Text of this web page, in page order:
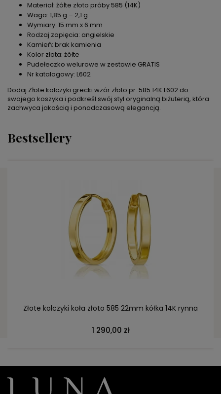
Materiał: żółte złoto próby 585 (14K)
Waga: 1,85 g – 2,1 g
Wymiary: 15 mm x 6 mm
Rodzaj zapięcia: angielskie
Kamień: brak kamienia
Kolor złota: żółte
Pudełeczko welurowe w zestawie GRATIS
Nr katalogowy: L602
Dodaj Złote kolczyki grecki wzór złoto pr. 585 14K L602 do
swojego koszyka i podkreśl swój styl oryginalną biżuterią, która
zachwyca jakością i ponadczasową elegancją.
Bestsellery
Złote kolczyki koła złoto 585 22mm kółka 14K rynna
1 290,00 zł
DO KOSZYKA